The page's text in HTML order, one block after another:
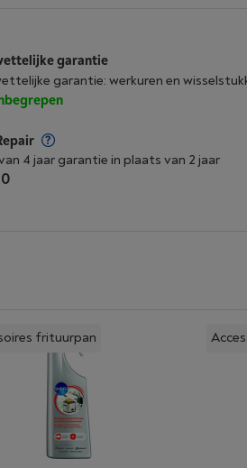
garantie
garantie: werkuren en
4 jaar garantie in plaats van 2 jaar
frituurpan